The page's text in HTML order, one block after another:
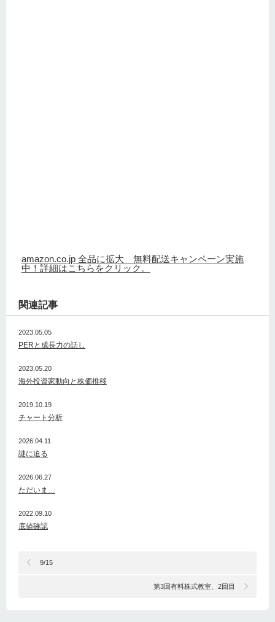
amazon.co.jp 全品に拡大 無料配送キャンペーン実施
中！詳細はこちらをクリック。
関連記事
2023.05.05
PERと成長力の話し
2023.05.20
海外投資家動向と株価推移
2019.10.19
チャート分析
2026.04.11
謎に迫る
2026.06.27
ただいま…
2022.09.10
底値確認
9/15
第3回有料株式教室、2回目